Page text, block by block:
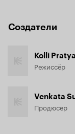
Создатели
Kolli
Режиссёр
Продюсер